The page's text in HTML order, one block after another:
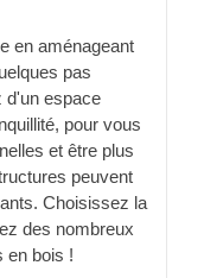
en aménageant
pas
d'un espace
pour vous
et être plus
peuvent
Choisissez la
des nombreux
en bois !